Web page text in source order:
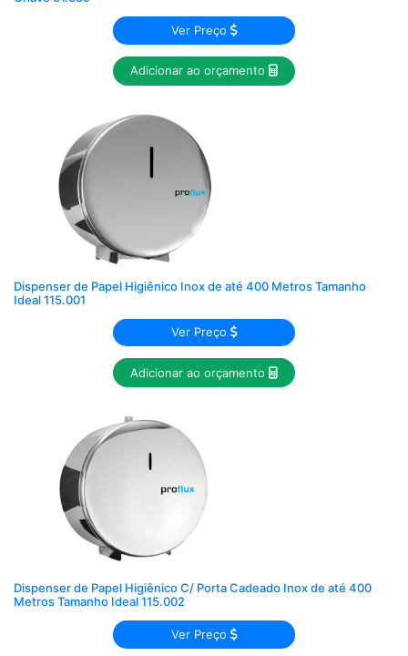
Ver Preço
Adicionar ao orçamento
Dispenser de Papel Higiênico Inox de até 400 Metros Tamanho
Ideal 115.001
Ver Preço
Adicionar ao orçamento
Dispenser de Papel Higiênico C/ Porta Cadeado Inox de até 400
Metros Tamanho Ideal 115.002
Ver Preço